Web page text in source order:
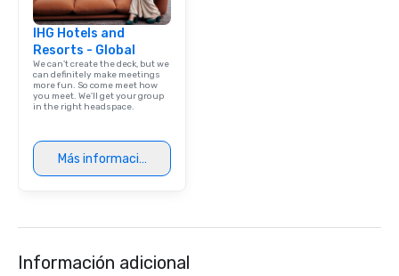
IHG Hotels and
Resorts - Global
We can't create the deck, but we
can definitely make meetings
more fun. So come meet how
you meet. We'll get your group
in the right headspace.
Más información
Información adicional